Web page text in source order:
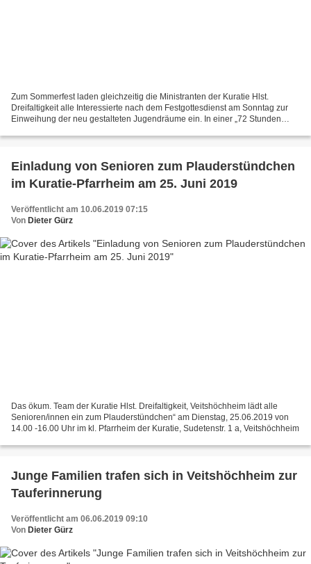
Zum Sommerfest laden gleichzeitig die Ministranten der Kuratie Hlst.
Dreifaltigkeit alle Interessierte nach dem Festgottesdienst am Sonntag zur
Einweihung der neu gestalteten Jugendräume ein. In einer „72 Stunden
Einladung von Senioren zum Plauderstündchen
im Kuratie-Pfarrheim am 25. Juni 2019
Veröffentlicht am 10.06.2019 07:15
Von Dieter Gürz
Das ökum. Team der Kuratie Hlst. Dreifaltigkeit, Veitshöchheim lädt alle
Senioren/innen ein zum Plauderstündchen“ am Dienstag, 25.06.2019 von
14.00 -16.00 Uhr im kl. Pfarrheim der Kuratie, Sudetenstr. 1 a, Veitshöchheim
Junge Familien trafen sich in Veitshöchheim zur
Tauferinnerung
Veröffentlicht am 06.06.2019 09:10
Von Dieter Gürz